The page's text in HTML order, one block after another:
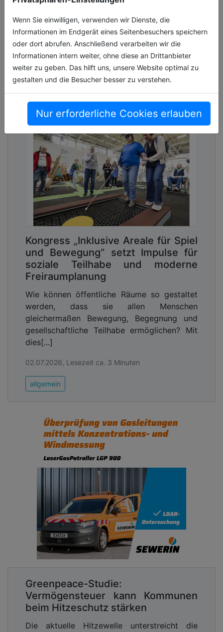
Wenn Sie einwilligen, verwenden wir Dienste, die
Informationen im Endgerät eines Seitenbesuchers speichern
oder dort abrufen. Anschließend verarbeiten wir die
Informationen intern weiter, ohne diese an Drittanbieter
weiter zu geben. Das hilft uns, unsere Website optimal zu
gestalten und die Besucher besser zu verstehen.
Nur erforderliche Cookies erlauben
Kelsterbach – Wie wäre es, wenn Kirchen
plötzlich verschwinden? Wie stark sind die
Gebäude ins Erscheinungsbild der Städte und
Gemeinden integriert? Welche sozi[...]
02.07.2026, Lesezeit ca. 3 Minuten
allgemein
Kongress „Inklusive Areale für Spiel
und Bewegung“ setzt Impulse für
soziale Teilhabe und moderne
Freiraumplanung
Wie können öffentliche Räume so gestaltet
werden, dass sie allen Menschen
gleichermaßen Bewegung, Begegnung und
gesellschaftliche Teilhabe ermöglichen? Mit
dies[...]
02.07.2026, Lesezeit ca. 3 Minuten
allgemein
Greenpeace-Studie:
Vermögensteuer kann Kommunen
beim Hitzeschutz stärken
Die aktuelle Hitzewelle unterstreicht die